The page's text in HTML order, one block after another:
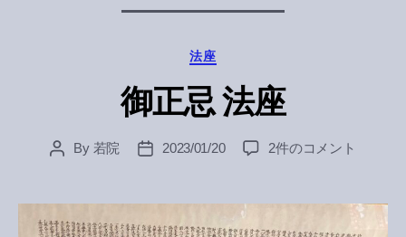
Categories
法座
御正忌 法座
PostBy 若院
Post2023/01/20
御
法
座
2件のコメント